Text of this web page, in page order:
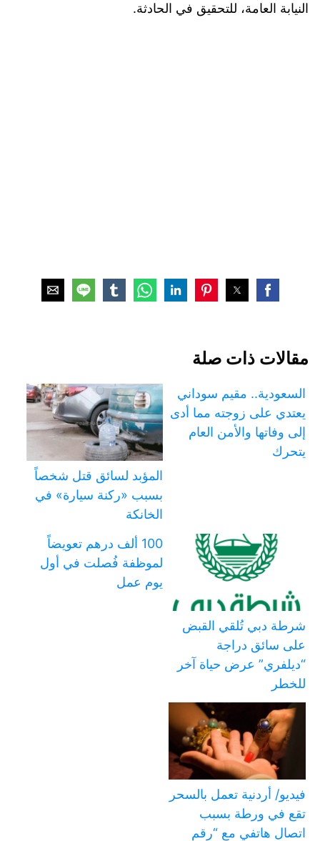
النيابة العامة، للتحقيق في الحادثة.
مقالات ذات صلة
السعودية.. مقيم سوداني
يعتدي على زوجته مما أدى
إلى وفاتها والأمن العام
يتحرك
المؤبد لسائق قتل شخصاً
بسبب «ركنة سيارة» في
الخانكة
شرطة دبي تُلقي القبض
على سائق دراجة
“ديلفري” عرض حياة آخر
للخطر
100 ألف درهم تعويضاً
لموظفة فُصلت في أول
يوم عمل
فيديو/ أردنية تعمل بالسحر
تقع في ورطة بسبب
اتصال هاتفي مع “رقم